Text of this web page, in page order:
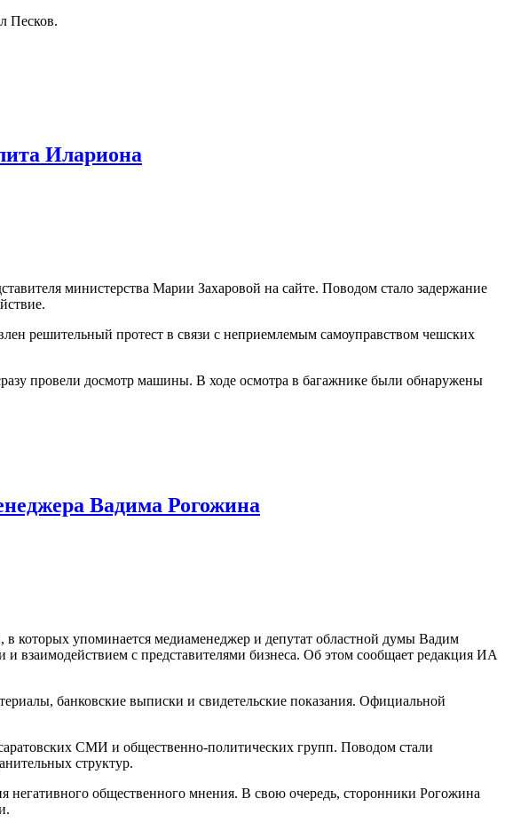
Песков.
Илариона
министерства Марии Захаровой на сайте. Поводом стало задержание
решительный протест в связи с неприемлемым самоуправством чешских
провели досмотр машины. В ходе осмотра в багажнике были обнаружены
Вадима Рогожина
которых упоминается медиаменеджер и депутат областной думы Вадим
взаимодействием с представителями бизнеса. Об этом сообщает редакция ИА
банковские выписки и свидетельские показания. Официальной
СМИ и общественно-политических групп. Поводом стали
структур.
негативного общественного мнения. В свою очередь, сторонники Рогожина